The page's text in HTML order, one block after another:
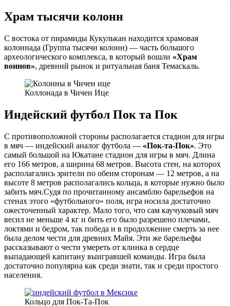
Храм тысячи колонн
С востока от пирамиды Кукулькан находится храмовая
колоннада (Группа тысячи колонн) — часть большого
археологического комплекса, в который вошли «Храм
воинов», древний рынок и ритуальная баня Темаскаль.
Коллонада в Чичен Ице
Индейский футбол Пок та Пок
С противоположной стороны располагается стадион для игры
в мяч — индейский аналог футбола — «Пок-та-Пок». Это
самый большой на Юкатане стадион для игры в мяч. Длина
его 166 метров, а ширина 68 метров. Высота стен, на которох
располагались зрители по обеим сторонам — 12 метров, а на
высоте 8 метров располагались кольца, в которые нужно было
забить мяч.Судя по прочитанному ансамблю барельефов на
стенах этого «футбольного» поля, игра носила достаточно
ожесточенный характер. Мало того, что сам каучуковый мяч
весил не меньше 4 кг и бить его было разрешено плечами,
локтями и бедром, так победа и в продолжение смерть за нее
была делом чести для древних Майя. Эти же барельефы
рассказывают о чести умереть от клинка в сердце
выпадающей капитану выигравшей команды. Игра была
достаточно популярна как среди знати, так и среди простого
населения.
Кольцо для Пок-Та-Пок